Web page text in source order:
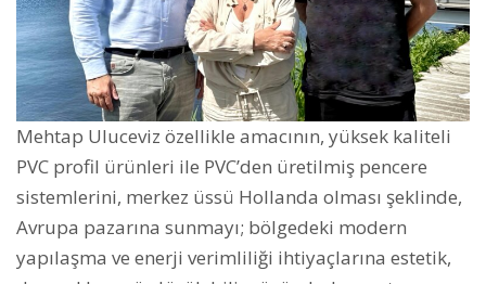
Mehtap Uluceviz özellikle amacının, yüksek kaliteli
PVC profil ürünleri ile PVC’den üretilmiş pencere
sistemlerini, merkez üssü Hollanda olması şeklinde,
Avrupa pazarına sunmayı; bölgedeki modern
yapılaşma ve enerji verimliliği ihtiyaçlarına estetik,